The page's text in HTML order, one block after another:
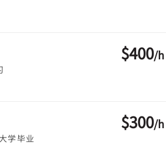
$400/
学毕业
$300/